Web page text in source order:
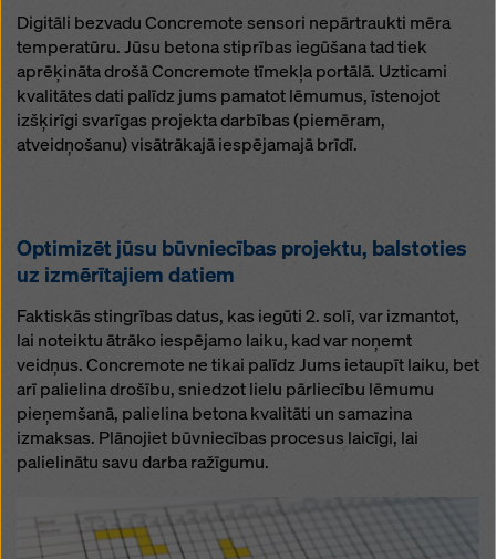
Digitāli bezvadu Concremote sensori nepārtraukti mēra
temperatūru. Jūsu betona stiprības iegūšana tad tiek
aprēķināta drošā Concremote tīmekļa portālā. Uzticami
kvalitātes dati palīdz jums pamatot lēmumus, īstenojot
izšķirīgi svarīgas projekta darbības (piemēram,
atveidņošanu) visātrākajā iespējamajā brīdī.
Optimizēt jūsu būvniecības projektu, balstoties
uz izmērītajiem datiem
Faktiskās stingrības datus, kas iegūti 2. solī, var izmantot,
lai noteiktu ātrāko iespējamo laiku, kad var noņemt
veidņus. Concremote ne tikai palīdz Jums ietaupīt laiku, bet
arī palielina drošību, sniedzot lielu pārliecību lēmumu
pieņemšanā, palielina betona kvalitāti un samazina
izmaksas. Plānojiet būvniecības procesus laicīgi, lai
palielinātu savu darba ražīgumu.